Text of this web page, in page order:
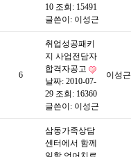
10 조회: 15491
글쓴이: 이성근
6
취업성공패키
지 사업전담자
합격자공고
날짜: 2010-07-
29 조회: 16360
글쓴이: 이성근
이성근
삼동가족상담
센터에서 함께